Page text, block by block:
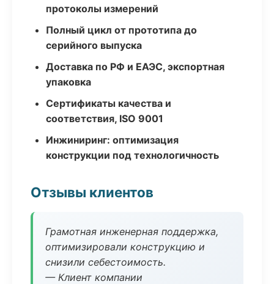
протоколы измерений
Полный цикл от прототипа до
серийного выпуска
Доставка по РФ и ЕАЭС, экспортная
упаковка
Сертификаты качества и
соответствия, ISO 9001
Инжиниринг: оптимизация
конструкции под технологичность
Отзывы клиентов
Грамотная инженерная поддержка,
оптимизировали конструкцию и
снизили себестоимость.
— Клиент компании